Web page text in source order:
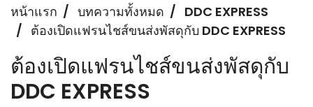
หน้าแรก บทความทั้งหมด
DDC EXPRESS
ต้องเปิดแฟรนไชส์ขนส่งพัสดุกับ DDC EXPRESS
ต้องเปิดแฟรนไชส์ขนส่งพัสดุกับ
DDC EXPRESS